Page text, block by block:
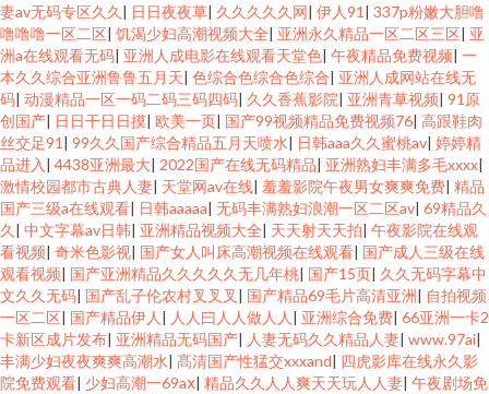
妻av无码专区久久 | 日日夜夜草| 久久久久久网| 伊人91 | 337p粉嫩大胆噜
噜噜噜一区二区| 饥渴少妇高潮视频大全| 亚洲永久精品一区二区三区| 亚
洲a在线观看无码| 亚洲人成电影在线观看天堂色| 午夜精品免费视频| 一
本久久综合亚洲鲁鲁五月天| 色综合色综合色综合| 亚洲人成网站在线无
码| 动漫精品一区一码二码三码四码| 久久香蕉影院| 亚洲青草视频| 91原
创国产| 日日干日日摸| 欧美一页| 国产99视频精品免费视频76| 高跟鞋肉
丝交足91 | 99久久国产综合精品五月天喷水| 日韩aaa久久蜜桃av| 婷婷精
品进入 | 4438亚洲最大| 2022国产在线无码精品| 亚洲熟妇丰满多毛xxxx|
激情校园都市古典人妻| 天堂网av在线| 羞羞影院午夜男女爽爽免费| 精品
国产三级a在线观看| 日韩aaaaa| 无码丰满熟妇浪潮一区二区av| 69精品久
久 | 中文字幕av日韩| 亚洲精品视频大全| 天天射天天拍| 午夜影院在线观
看视频| 奇米色影视| 国产女人叫床高潮视频在线观看| 国产成人三级在线
观看视频| 国产亚洲精品久久久久久无几年桃| 国产15页| 久久无码字幕中
文久久无码| 国产乱子伦农村叉叉叉 | 国产精品69毛片高清亚洲| 自拍视频
一区二区| 国产精品伊人 | 人人曰人人做人人 | 亚洲综合免费| 66亚洲一卡2
卡新区成片发布| 亚洲精品无码国产| 人妻无码久久精品人妻| www.97ai|
丰满少妇夜夜爽爽高潮水| 髙清国产性猛交xxxand| 四虎影库在线永久影
院免费观看| 少妇高潮一69aⅹ| 精品久久人人爽天天玩人人妻| 午夜剧场免